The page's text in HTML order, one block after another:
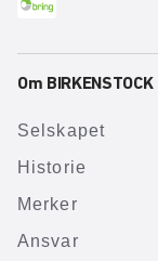
Om BIRKENSTOCK
Selskapet
Historie
Merker
Ansvar